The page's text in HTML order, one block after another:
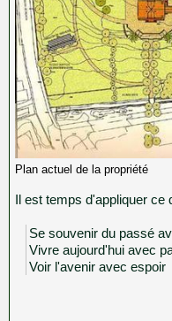
Plan actuel de la propriété
Il est temps d'appliquer ce
Se souvenir du passé
Vivre aujourd'hui avec
Voir l'avenir avec espoir